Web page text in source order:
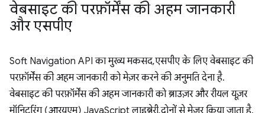
वेबसाइट की परफ़ॉर्मेंस की अहम जानकारी
और एसपीए
Soft Navigation API का मुख्य मकसद, एसपीए के लिए वेबसाइट की
परफ़ॉर्मेंस की अहम जानकारी को मेज़र करने की अनुमति देना है.
वेबसाइट की परफ़ॉर्मेंस की अहम जानकारी को ब्राउज़र और रीयल यूज़र
मॉनिटरिंग (आरयूएम) JavaScript लाइब्रेरी, दोनों से मेज़र किया जाता है.